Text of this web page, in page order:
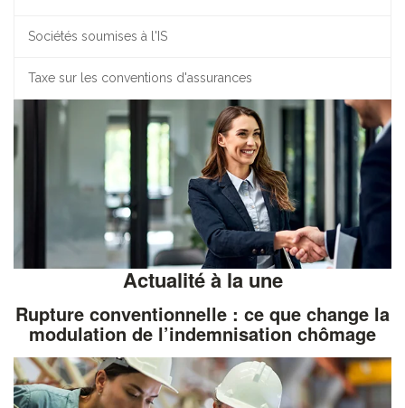
Sociétés soumises à l'IS
Taxe sur les conventions d'assurances
Actualité à la une
Rupture conventionnelle : ce que change la
modulation de l’indemnisation chômage